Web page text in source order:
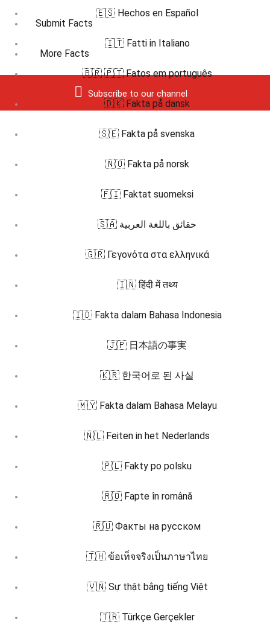
Submit Facts
More Facts
Subscribe to our channel
🇪🇸 Hechos en Español
🇮🇹 Fatti in Italiano
🇧🇷 🇵🇹 Fatos em português
🇩🇰 Fakta på dansk
🇸🇪 Fakta på svenska
🇳🇴 Fakta på norsk
🇫🇮 Faktat suomeksi
🇸🇦 حقائق باللغة العربية
🇬🇷 Γεγονότα στα ελληνικά
🇮🇳 हिंदी में तथ्य
🇮🇩 Fakta dalam Bahasa Indonesia
🇯🇵 日本語の事実
🇰🇷 한국어로 된 사실
🇲🇾 Fakta dalam Bahasa Melayu
🇳🇱 Feiten in het Nederlands
🇵🇱 Fakty po polsku
🇷🇴 Fapte în română
🇷🇺 Факты на русском
🇹🇭 ข้อเท็จจริงเป็นภาษาไทย
🇻🇳 Sự thật bằng tiếng Việt
🇹🇷 Türkçe Gerçekler